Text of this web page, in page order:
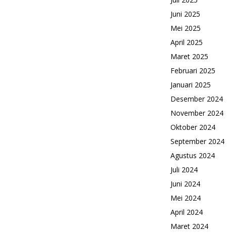
Juni 2025
Mei 2025
April 2025
Maret 2025
Februari 2025
Januari 2025
Desember 2024
November 2024
Oktober 2024
September 2024
Agustus 2024
Juli 2024
Juni 2024
Mei 2024
April 2024
Maret 2024